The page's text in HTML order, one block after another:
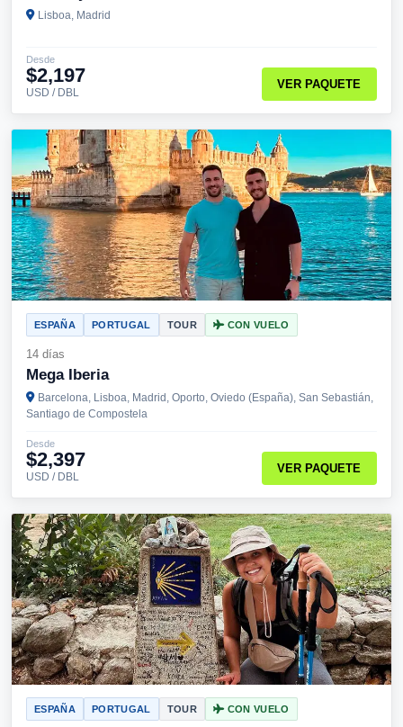
Lisboa, Madrid
Desde
$2,197
USD / DBL
VER PAQUETE
ESPAÑA PORTUGAL TOUR CON VUELO
14 días
Mega Iberia
Barcelona, Lisboa, Madrid, Oporto, Oviedo (España), San Sebastián,
Santiago de Compostela
Desde
$2,397
USD / DBL
VER PAQUETE
ESPAÑA PORTUGAL TOUR CON VUELO